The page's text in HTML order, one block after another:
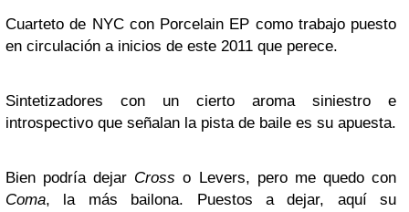
Cuarteto de NYC con Porcelain EP como trabajo puesto
en circulación a inicios de este 2011 que perece.
Sintetizadores con un cierto aroma siniestro e
introspectivo que señalan la pista de baile es su apuesta.
Bien podría dejar Cross o Levers, pero me quedo con
Coma, la más bailona. Puestos a dejar, aquí su